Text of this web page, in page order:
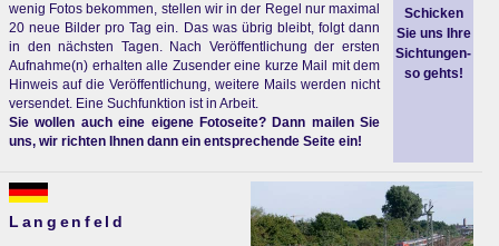
wenig Fotos bekommen, stellen wir in der Regel nur maximal
20 neue Bilder pro Tag ein. Das was übrig bleibt, folgt dann
in den nächsten Tagen. Nach Veröffentlichung der ersten
Aufnahme(n) erhalten alle Zusender eine kurze Mail mit dem
Hinweis auf die Veröffentlichung, weitere Mails werden nicht
versendet. Eine Suchfunktion ist in Arbeit.
Sie wollen auch eine eigene Fotoseite? Dann mailen Sie
uns, wir richten Ihnen dann ein entsprechende Seite ein!
Schicken
Sie uns Ihre
Sichtungen-
so gehts!
Langenfeld